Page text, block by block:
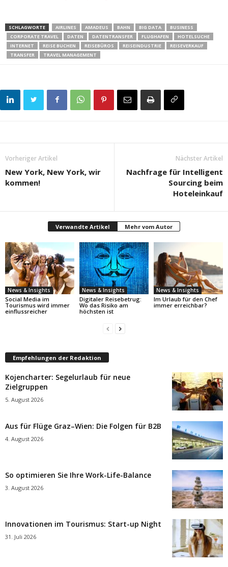
SCHLAGWORTE AIRLINES AMADEUS BAHN BIG DATA
BUSINESS
CORPORATE TRAVEL
DATEN DATENTRANSFER FLUGHAFEN
HOTELSUCHE
INTERNET
REISE BUCHEN REISEBÜROS REISEINDUSTRIE
REISEVERKAUF
TRANSFER
TRAVEL MANAGEMENT
Vorheriger Artikel
New York, New York, wir
kommen!
Nächster Artikel
Nachfrage für Intelligent
Sourcing beim
Hoteleinkauf
Verwandte Artikel Mehr vom Autor
News & Insights
Social Media im
Tourismus wird immer
einflussreicher
News & Insights
Digitaler Reisebetrug:
Wo das Risiko am
höchsten ist
News & Insights
Im Urlaub für den Chef
immer erreichbar?
Empfehlungen der Redaktion
Kojencharter: Segelurlaub für neue
Zielgruppen
5. August 2026
Aus für Flüge Graz–Wien: Die Folgen für B2B
4. August 2026
So optimieren Sie Ihre Work-Life-Balance
3. August 2026
Innovationen im Tourismus: Start-up Night
31. Juli 2026